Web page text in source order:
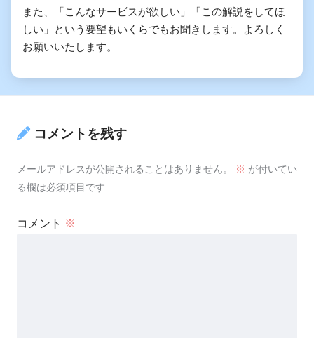
また、「こんなサービスが欲しい」「この解説をしてほ
しい」という要望もいくらでもお聞きします。よろしく
お願いいたします。
コメントを残す
メールアドレスが公開されることはありません。 ※ が付いてい
る欄は必須項目です
コメント ※